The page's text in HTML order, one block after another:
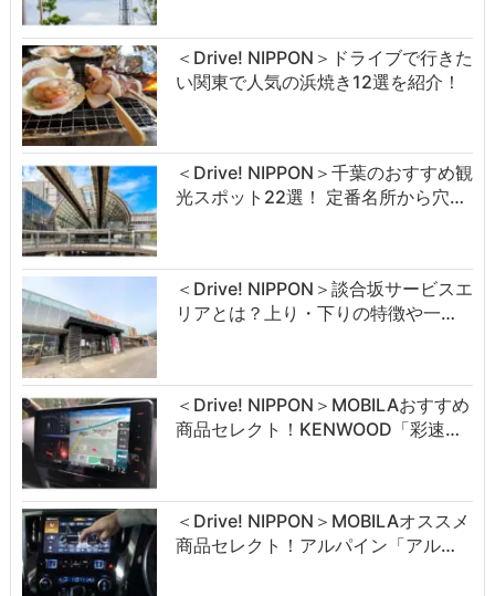
＜Drive! NIPPON＞ドライブで行きた
い関東で人気の浜焼き12選を紹介！
＜Drive! NIPPON＞千葉のおすすめ観
光スポット22選！ 定番名所から穴…
＜Drive! NIPPON＞談合坂サービスエ
リアとは？上り・下りの特徴や一…
＜Drive! NIPPON＞MOBILAおすすめ
商品セレクト！KENWOOD「彩速…
＜Drive! NIPPON＞MOBILAオススメ
商品セレクト！アルパイン「アル…